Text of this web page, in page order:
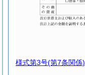
様式第3号(第7条関係)